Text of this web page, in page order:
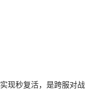
现秒复活，是跨服对